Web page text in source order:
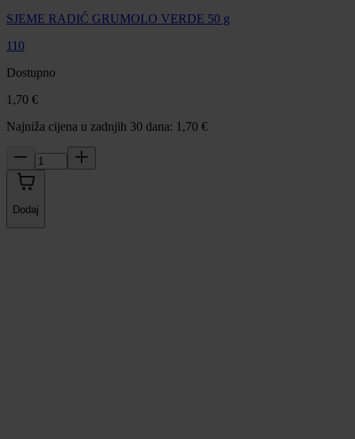
SJEME RADIĆ GRUMOLO VERDE 50 g
110
Dostupno
1,70 €
Najniža cijena u zadnjih 30 dana: 1,70 €
Dodaj